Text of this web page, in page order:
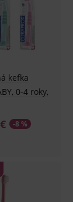
kefka
0-4 roky,
-8 %